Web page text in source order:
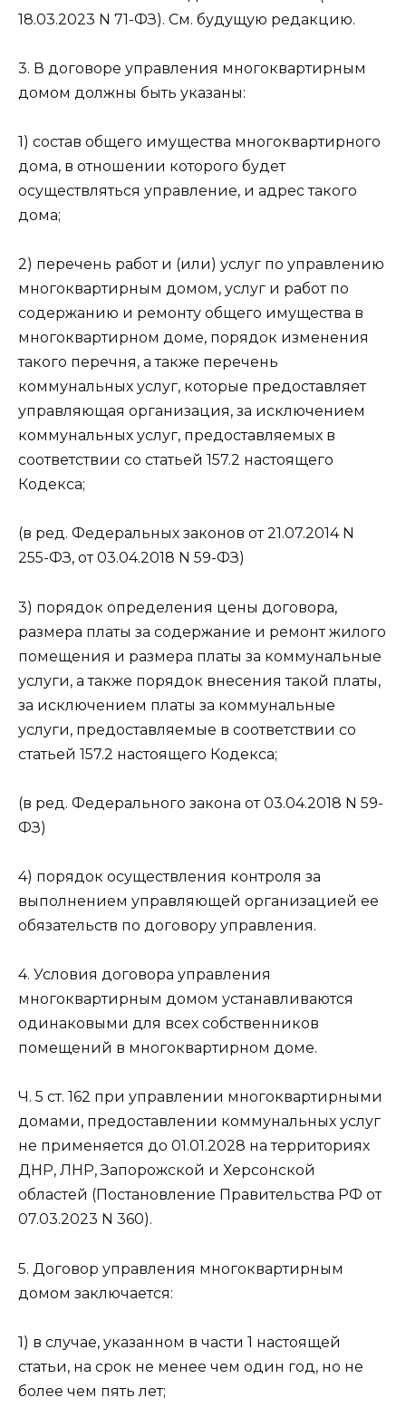
18.03.2023 N 71-ФЗ). См. будущую редакцию.
3. В договоре управления многоквартирным
домом должны быть указаны:
1) состав общего имущества многоквартирного
дома, в отношении которого будет
осуществляться управление, и адрес такого
дома;
2) перечень работ и (или) услуг по управлению
многоквартирным домом, услуг и работ по
содержанию и ремонту общего имущества в
многоквартирном доме, порядок изменения
такого перечня, а также перечень
коммунальных услуг, которые предоставляет
управляющая организация, за исключением
коммунальных услуг, предоставляемых в
соответствии со статьей 157.2 настоящего
Кодекса;
(в ред. Федеральных законов от 21.07.2014 N
255-ФЗ, от 03.04.2018 N 59-ФЗ)
3) порядок определения цены договора,
размера платы за содержание и ремонт жилого
помещения и размера платы за коммунальные
услуги, а также порядок внесения такой платы,
за исключением платы за коммунальные
услуги, предоставляемые в соответствии со
статьей 157.2 настоящего Кодекса;
(в ред. Федерального закона от 03.04.2018 N 59-
ФЗ)
4) порядок осуществления контроля за
выполнением управляющей организацией ее
обязательств по договору управления.
4. Условия договора управления
многоквартирным домом устанавливаются
одинаковыми для всех собственников
помещений в многоквартирном доме.
Ч. 5 ст. 162 при управлении многоквартирными
домами, предоставлении коммунальных услуг
не применяется до 01.01.2028 на территориях
ДНР, ЛНР, Запорожской и Херсонской
областей (Постановление Правительства РФ от
07.03.2023 N 360).
5. Договор управления многоквартирным
домом заключается:
1) в случае, указанном в части 1 настоящей
статьи, на срок не менее чем один год, но не
более чем пять лет;